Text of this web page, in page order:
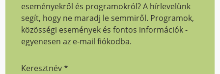
eseményekről és programokról? A hírlevelünk
segít, hogy ne maradj le semmiről. Programok,
közösségi események és fontos információk -
egyenesen az e-mail fiókodba.
Keresztnév*